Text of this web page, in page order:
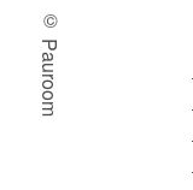
© Pauroom